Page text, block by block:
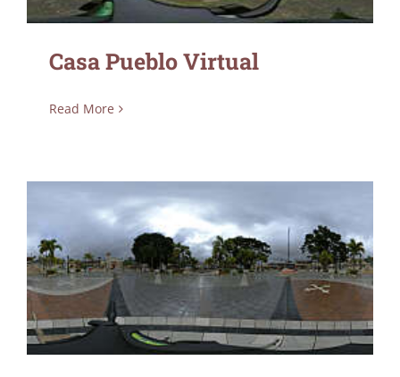
Casa Pueblo Virtual
Read More
Plaza de Adjuntas Virtual